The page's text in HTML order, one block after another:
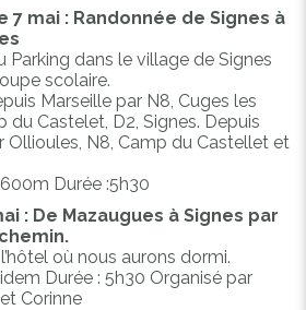
7 mai : Randonnée de Signes à
Parking dans le village de Signes
scolaire.
Marseille par N8, Cuges les
du Castelet, D2, Signes. Depuis
Ollioules, N8, Camp du Castellet et
Durée :5h30
: De Mazaugues à Signes par
où nous aurons dormi.
Durée : 5h30 Organisé par
Corinne